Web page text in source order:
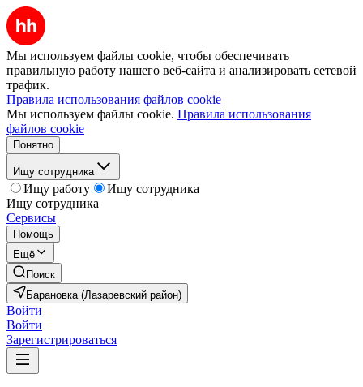
Мы используем файлы cookie, чтобы обеспечивать
правильную работу нашего веб-сайта и анализировать сетевой
трафик.
Правила использования файлов cookie
Мы используем файлы cookie. Правила использования
файлов cookie
Понятно
Ищу сотрудника
Ищу работу
Ищу сотрудника
Ищу сотрудника
Сервисы
Помощь
Ещё
Поиск
Барановка (Лазаревский район)
Войти
Войти
Зарегистрироваться